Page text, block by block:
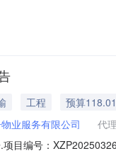
设有限公司
工程
预算
业服务有限公司 代
目编号：